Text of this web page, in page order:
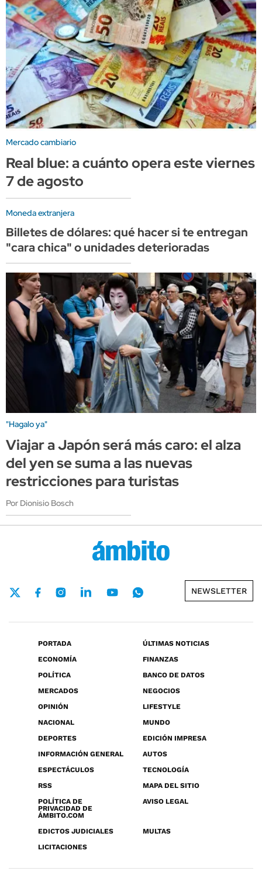
Mercado cambiario
Real blue: a cuánto opera este viernes
7 de agosto
Moneda extranjera
Billetes de dólares: qué hacer si te entregan
"cara chica" o unidades deterioradas
"Hagalo ya"
Viajar a Japón será más caro: el alza
del yen se suma a las nuevas
restricciones para turistas
Por Dionisio Bosch
NEWSLETTER
PORTADA
ÚLTIMAS NOTICIAS
ECONOMÍA
FINANZAS
POLÍTICA
BANCO DE DATOS
MERCADOS
NEGOCIOS
OPINIÓN
LIFESTYLE
NACIONAL
MUNDO
DEPORTES
EDICIÓN IMPRESA
INFORMACIÓN GENERAL
AUTOS
ESPECTÁCULOS
TECNOLOGÍA
RSS
MAPA DEL SITIO
POLÍTICA DE
PRIVACIDAD DE
ÁMBITO.COM
AVISO LEGAL
EDICTOS JUDICIALES
MULTAS
LICITACIONES